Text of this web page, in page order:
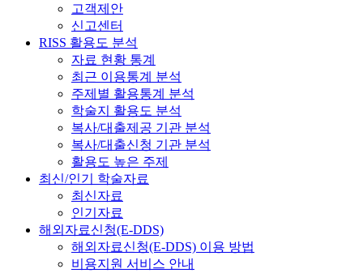
고객제안
신고센터
RISS 활용도 분석
자료 현황 통계
최근 이용통계 분석
주제별 활용통계 분석
학술지 활용도 분석
복사/대출제공 기관 분석
복사/대출신청 기관 분석
활용도 높은 주제
최신/인기 학술자료
최신자료
인기자료
해외자료신청(E-DDS)
해외자료신청(E-DDS) 이용 방법
비용지원 서비스 안내